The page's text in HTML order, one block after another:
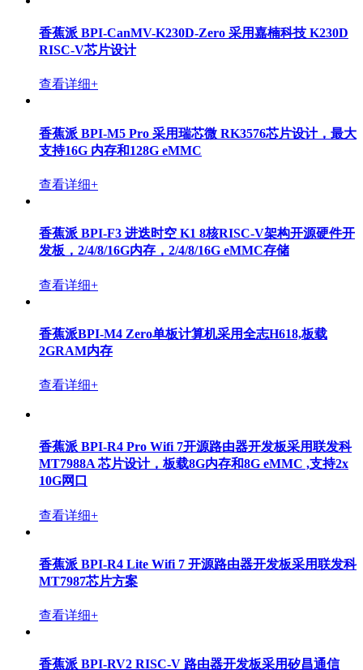
香蕉派 BPI-CanMV-K230D-Zero 采用嘉楠科技 K230D
RISC-V芯片设计
查看详细+
香蕉派 BPI-M5 Pro 采用瑞芯微 RK3576芯片设计，最大
支持16G 内存和128G eMMC
查看详细+
香蕉派 BPI-F3 进迭时空 K1 8核RISC-V架构开源硬件开
发板，2/4/8/16G内存，2/4/8/16G eMMC存储
查看详细+
香蕉派BPI-M4 Zero单板计算机采用全志H618,板载
2GRAM内存
查看详细+
香蕉派 BPI-R4 Pro Wifi 7开源路由器开发板采用联发科
MT7988A 芯片设计，板载8G内存和8G eMMC ,支持2x
10G网口
查看详细+
香蕉派 BPI-R4 Lite Wifi 7 开源路由器开发板采用联发科
MT7987芯片方案
查看详细+
香蕉派 BPI-RV2 RISC-V 路由器开发板采用矽昌通信